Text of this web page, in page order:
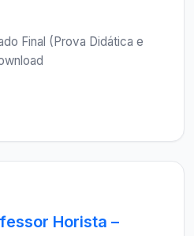
Final (Prova Didática e
Horista –